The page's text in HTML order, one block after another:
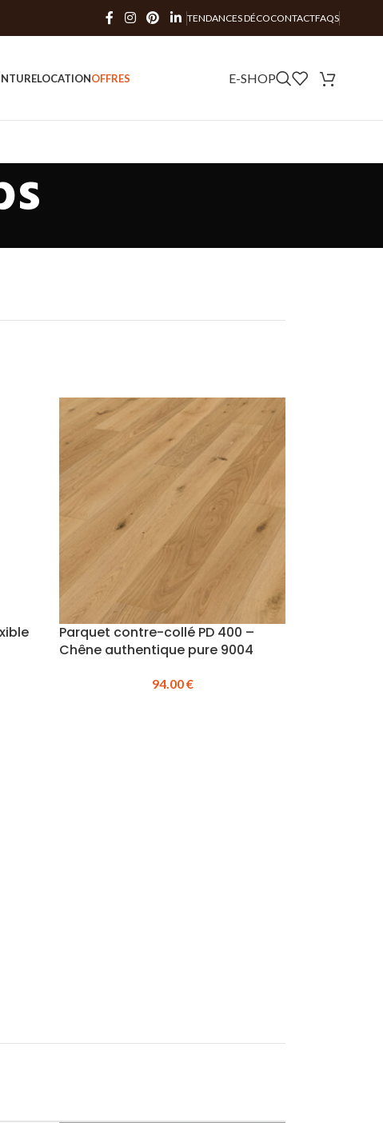
TENDANCES DÉCOCONTACTFAQS
LOCATIONOFFRES E-SHOP
Parquet contre-collé PD 400 –
Chêne authentique pure 9004
94.00€